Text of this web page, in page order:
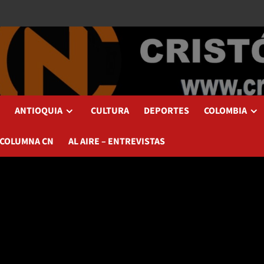
ANTIOQUIA CULTURA DEPORTES COLOMBIA
CN AL AIRE – ENTREVISTAS